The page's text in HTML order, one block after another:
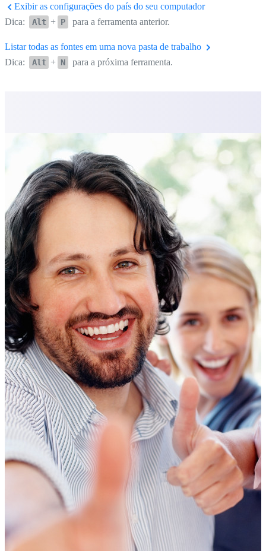
Exibir as configurações do país do seu computador
Dica:
Alt + P para a ferramenta anterior.
Listar todas as fontes em uma nova pasta de trabalho
Dica:
Alt + N para a próxima ferramenta.